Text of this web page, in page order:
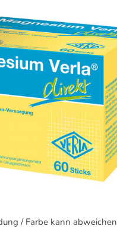
/ Farbe kann abweichen